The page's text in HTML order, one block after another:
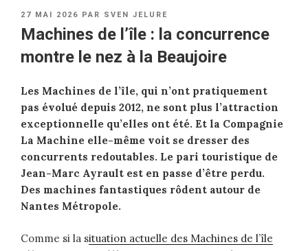
PUBLIÉ
LE
27 MAI 2026 PAR SVEN JELURE
Machines de l’île : la concurrence
montre le nez à la Beaujoire
Les Machines de l’île, qui n’ont pratiquement
pas évolué depuis 2012, ne sont plus l’attraction
exceptionnelle qu’elles ont été. Et la Compagnie
La Machine elle-même voit se dresser des
concurrents redoutables. Le pari touristique de
Jean-Marc Ayrault est en passe d’être perdu.
Des machines fantastiques rôdent autour de
Nantes Métropole.
Comme si la situation actuelle des Machines de l’île